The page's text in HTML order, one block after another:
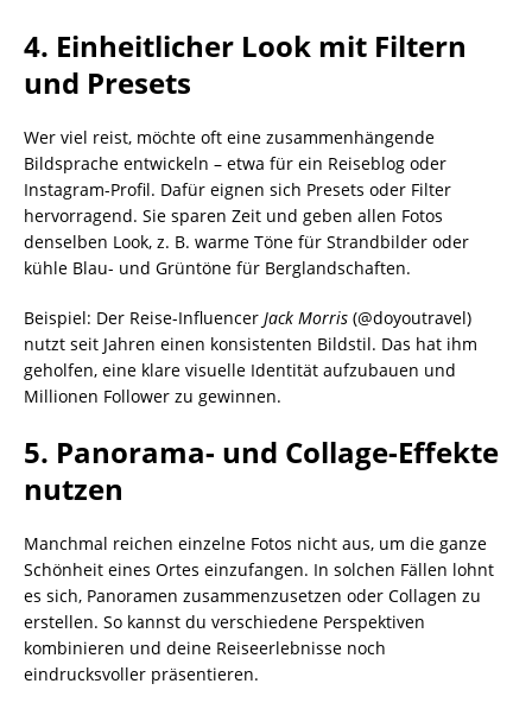
4. Einheitlicher Look mit Filtern
und Presets
Wer viel reist, möchte oft eine zusammenhängende
Bildsprache entwickeln – etwa für ein Reiseblog oder
Instagram-Profil. Dafür eignen sich Presets oder Filter
hervorragend. Sie sparen Zeit und geben allen Fotos
denselben Look, z. B. warme Töne für Strandbilder oder
kühle Blau- und Grüntöne für Berglandschaften.
Beispiel: Der Reise-Influencer Jack Morris (@doyoutravel)
nutzt seit Jahren einen konsistenten Bildstil. Das hat ihm
geholfen, eine klare visuelle Identität aufzubauen und
Millionen Follower zu gewinnen.
5. Panorama- und Collage-Effekte
nutzen
Manchmal reichen einzelne Fotos nicht aus, um die ganze
Schönheit eines Ortes einzufangen. In solchen Fällen lohnt
es sich, Panoramen zusammenzusetzen oder Collagen zu
erstellen. So kannst du verschiedene Perspektiven
kombinieren und deine Reiseerlebnisse noch
eindrucksvoller präsentieren.